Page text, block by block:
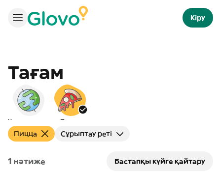
Кіру
Тағам
Пицца
Пицца Сұрыптау реті
1 нәтиже Бастапқы күйге қайтару